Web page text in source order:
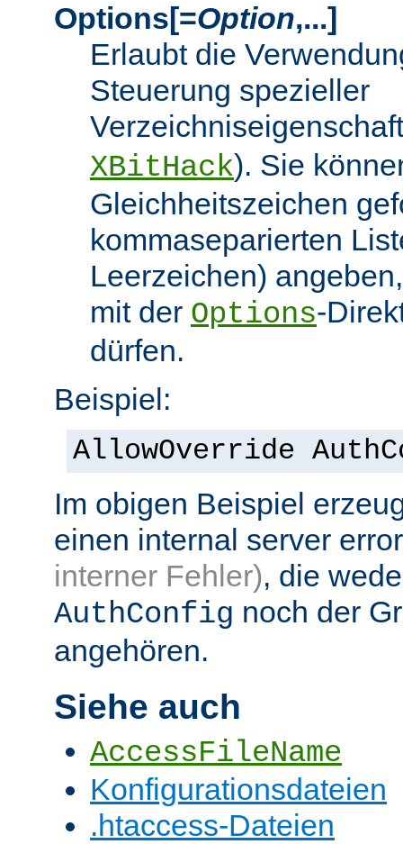
Options[=Option,...]
Erlaubt die
Steuerung spezieller
XBitHack). Sie
Gleichheitszeichen
kommaseparierten
Leerzeichen)
mit der Options-
dürfen.
Beispiel:
AllowOverride
Im obigen Beispiel
einen internal server
interner Fehler), die
AuthConfig noch der
angehören.
Siehe auch
AccessFileName
Konfigurationsdateien
.htaccess-Dateien